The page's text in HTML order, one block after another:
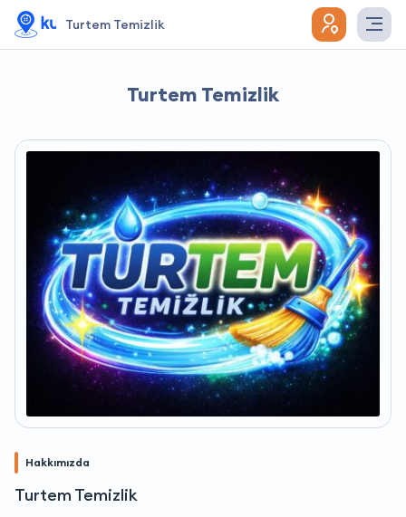
Turtem Temizlik
Turtem Temizlik
Hakkımızda
Turtem Temizlik